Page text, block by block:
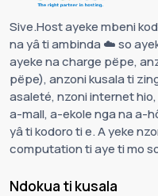
Sive.Host ayeke mbeni
na yâ ti ambinda ☁️ so
ayeke na charge pëpe,
pëpe), anzoni kusala ti
asaleté, nzoni internet
a-mall, a-ekole nga na a-
yâ ti kodoro ti e. A yeke
computation ti aye ti mo
Ndokua ti kusala